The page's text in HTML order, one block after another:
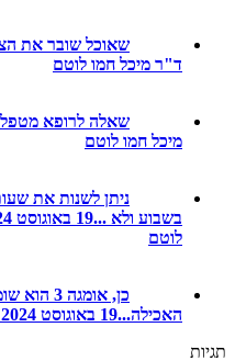
שאוכל שובר את הצום...
ד"ר מיכל חמו לוטם
שאלה לרופא מטפל
מיכל חמו לוטם
בשבוע ולא ...
כן, אומגה 3 הוא
האכילה...19 באוגוסט 2024 - 07:37 על ידי ד"ר מיכל חמו לוטם